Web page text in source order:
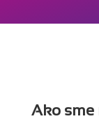
Ako sme